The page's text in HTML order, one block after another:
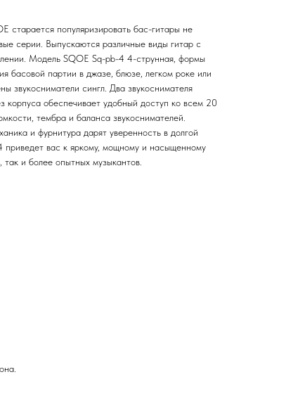
старается популяризировать бас-гитары не
серии. Выпускаются различные виды гитар с
Модель SQOE Sq-pb-4 4-струнная, формы
басовой партии в джазе, блюзе, легком роке или
звукосниматели сингл. Два звукоснимателя
корпуса обеспечивает удобный доступ ко всем 20
тембра и баланса звукоснимателей.
и фурнитура дарят уверенность в долгой
вас к яркому, мощному и насыщенному
так и более опытных музыкантов.